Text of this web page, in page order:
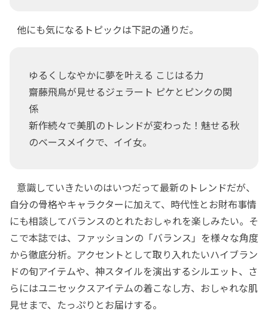
他にも気になるトピックは下記の通りだ。
ゆるくしなやかに夢を叶える こじはる力
齋藤飛鳥が見せるジェラート ピケとピンクの関
係
新作続々で美肌のトレンドが変わった！魅せる秋
のベースメイクで、イイ女。
意識していきたいのはいつだって最新のトレンドだが、
自分の骨格やキャラクターに加えて、時代性とお財布事情
にも相談してバランスのとれたおしゃれを楽しみたい。そ
こで本誌では、ファッションの「バランス」を様々な角度
から徹底分析。アクセントとして取り入れたいハイブラン
ドの旬アイテムや、神スタイルを演出するシルエット、さ
らにはユニセックスアイテムの着こなし方、おしゃれな肌
見せまで、たっぷりとお届けする。